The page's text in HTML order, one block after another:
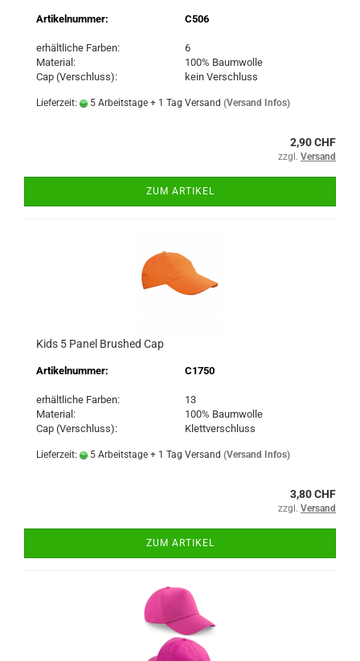
Artikelnummer: C506
erhältliche Farben:
6
Material:
100% Baumwolle
Cap (Verschluss):
kein Verschluss
Lieferzeit: 5 Arbeitstage + 1 Tag Versand (Versand Infos)
2,90 CHF
zzgl. Versand
ZUM ARTIKEL
Kids 5 Panel Brushed Cap
Artikelnummer: C1750
erhältliche Farben:
13
Material:
100% Baumwolle
Cap (Verschluss):
Klettverschluss
Lieferzeit: 5 Arbeitstage + 1 Tag Versand (Versand Infos)
3,80 CHF
zzgl. Versand
ZUM ARTIKEL